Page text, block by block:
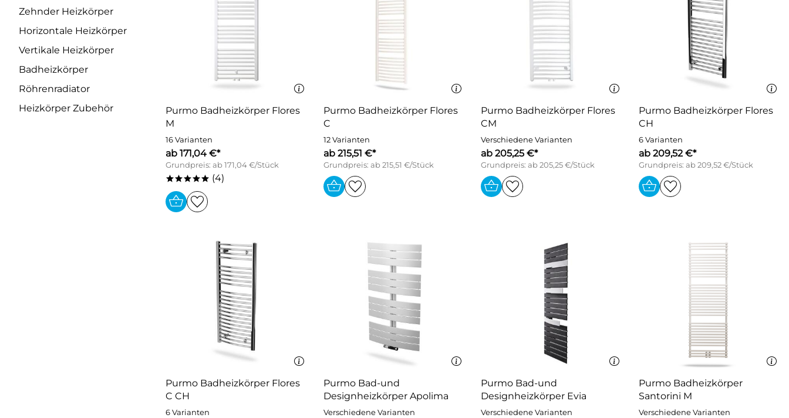
Zehnder Heizkörper
Horizontale Heizkörper
Vertikale Heizkörper
Badheizkörper
Röhrenradiator
Heizkörper Zubehör
Purmo Badheizkörper Flores
M
16 Varianten
ab 171,04 €*
Grundpreis: ab 171,04 €/Stück
***** (4)
Purmo Badheizkörper Flores
C
12 Varianten
ab 215,51 €*
Grundpreis: ab 215,51 €/Stück
Purmo Badheizkörper Flores
CM
Verschiedene Varianten
ab 205,25 €*
Grundpreis: ab 205,25 €/Stück
Purmo Badheizkörper Flores
CH
6 Varianten
ab 209,52 €*
Grundpreis: ab 209,52 €/Stück
Purmo Badheizkörper Flores
C CH
6 Varianten
Purmo Bad-und
Designheizkörper Apolima
Verschiedene Varianten
Purmo Bad-und
Designheizkörper Evia
Verschiedene Varianten
Purmo Badheizkörper
Santorini M
Verschiedene Varianten